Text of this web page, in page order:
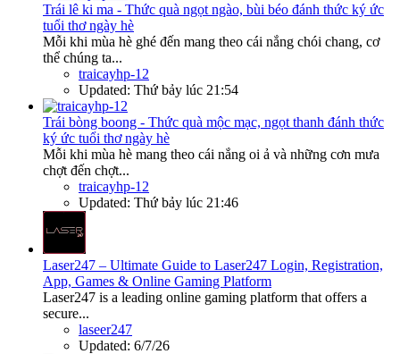
Trái lê ki ma - Thức quà ngọt ngào, bùi béo đánh thức ký ức
tuổi thơ ngày hè
Mỗi khi mùa hè ghé đến mang theo cái nắng chói chang, cơ
thể chúng ta...
traicayhp-12
Updated: Thứ bảy lúc 21:54
Trái bòng boong - Thức quà mộc mạc, ngọt thanh đánh thức
ký ức tuổi thơ ngày hè
Mỗi khi mùa hè mang theo cái nắng oi ả và những cơn mưa
chợt đến chợt...
traicayhp-12
Updated: Thứ bảy lúc 21:46
Laser247 – Ultimate Guide to Laser247 Login, Registration,
App, Games & Online Gaming Platform
Laser247 is a leading online gaming platform that offers a
secure...
laseer247
Updated: 6/7/26